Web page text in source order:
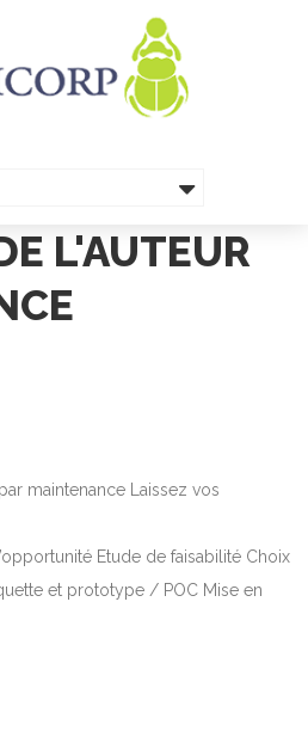
L'AUTEUR
maintenance
Laissez vos
Etude de faisabilité Choix
et prototype / POC Mise en